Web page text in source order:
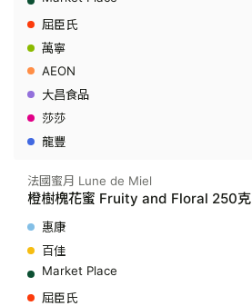
法國蜜月 Lune de Miel
橙樹槐花蜜 Fruity and Floral 250克